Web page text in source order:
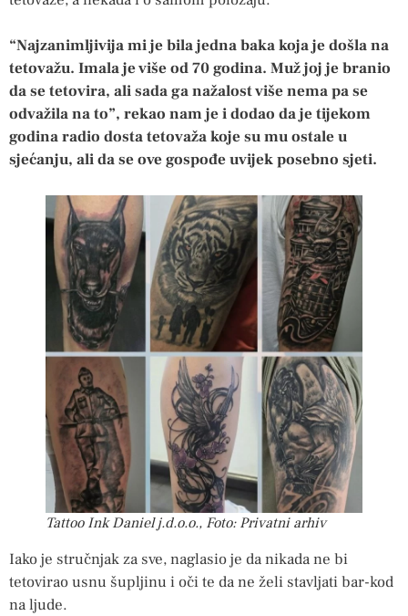
“Najzanimljivija mi je bila jedna baka koja je došla na
tetovažu. Imala je više od 70 godina. Muž joj je branio
da se tetovira, ali sada ga nažalost više nema pa se
odvažila na to”, rekao nam je i dodao da je tijekom
godina radio dosta tetovaža koje su mu ostale u
sjećanju, ali da se ove gospođe uvijek posebno sjeti.
Tattoo Ink Daniel j.d.o.o., Foto: Privatni arhiv
Iako je stručnjak za sve, naglasio je da nikada ne bi
tetovirao usnu šupljinu i oči te da ne želi stavljati bar-kod
na ljude.